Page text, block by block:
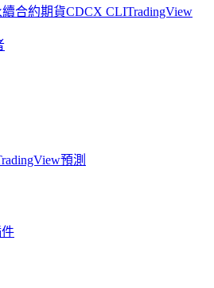
續合約期貨CDCX CLITradingView
預測